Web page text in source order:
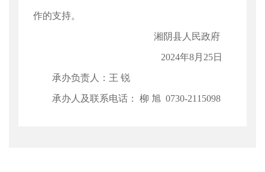
作的支持。
湘阴县人民政府
2024年8月25日
承办负责人：王 锐
承办人及联系电话： 柳 旭 0730-2115098